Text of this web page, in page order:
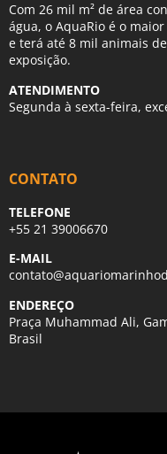
Com 26 mil m² de área
água, o AquaRio é o
e terá até 8 mil animais
exposição.
ATENDIMENTO
Segunda à sexta-feira,
CONTATO
TELEFONE
+55 21 39006670
E-MAIL
ENDEREÇO
Praça Muhammad Ali,
Brasil